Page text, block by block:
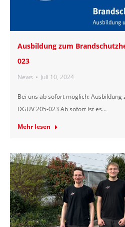
Ausbildung zum
023
News Juli 10, 2024
Bei uns ab sofort möglich:
DGUV 205-023 Ab sofort ist es…
Mehr lesen